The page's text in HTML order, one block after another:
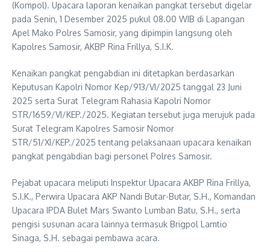
(Kompol). Upacara laporan kenaikan pangkat tersebut digelar
pada Senin, 1 Desember 2025 pukul 08.00 WIB di Lapangan
Apel Mako Polres Samosir, yang dipimpin langsung oleh
Kapolres Samosir, AKBP Rina Frillya, S.I.K.
Kenaikan pangkat pengabdian ini ditetapkan berdasarkan
Keputusan Kapolri Nomor Kep/913/VI/2025 tanggal 23 Juni
2025 serta Surat Telegram Rahasia Kapolri Nomor
STR/1659/VI/KEP./2025. Kegiatan tersebut juga merujuk pada
Surat Telegram Kapolres Samosir Nomor
STR/51/XI/KEP./2025 tentang pelaksanaan upacara kenaikan
pangkat pengabdian bagi personel Polres Samosir.
Pejabat upacara meliputi Inspektur Upacara AKBP Rina Frillya,
S.I.K., Perwira Upacara AKP Nandi Butar-Butar, S.H., Komandan
Upacara IPDA Bulet Mars Swanto Lumban Batu, S.H., serta
pengisi susunan acara lainnya termasuk Brigpol Lamtio
Sinaga, S.H. sebagai pembawa acara.